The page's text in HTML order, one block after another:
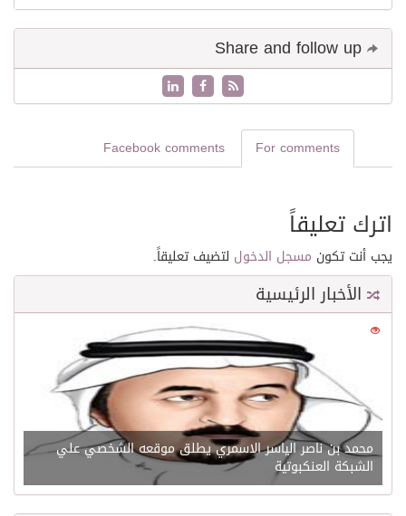
For comments
Facebook comments
اترك تعليقاً
يجب أنت تكون مسجل الدخول لتضيف تعليقاً.
الأخبار الرئيسية
21606
محمد بن ناصر الياسر الاسمري يطلق موقعه الشخصي علي
الشبكة العنكبوتية